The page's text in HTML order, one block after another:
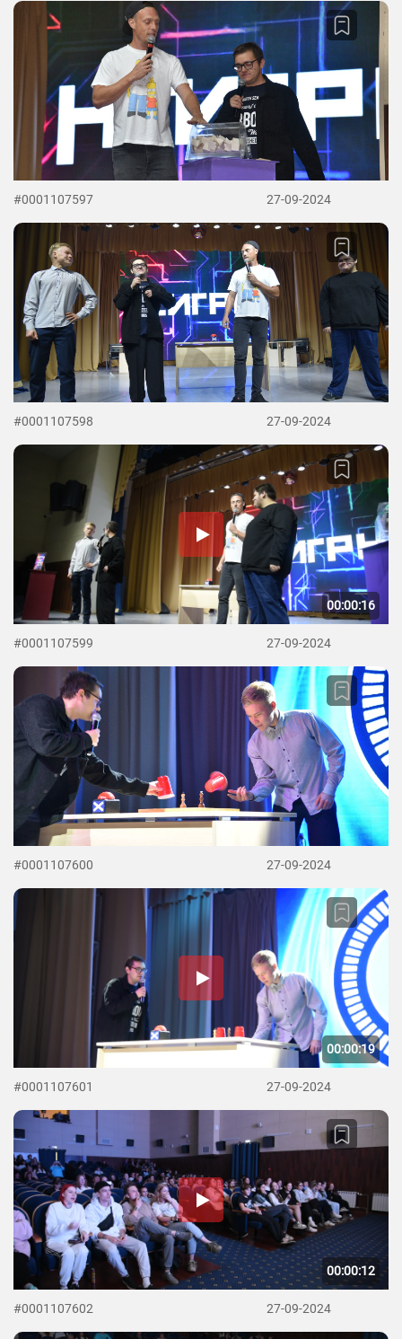
#0001107597 27-09-2024
#0001107598 27-09-2024
00:00:16
#0001107599 27-09-2024
#0001107600 27-09-2024
00:00:19
#0001107601 27-09-2024
00:00:12
#0001107602 27-09-2024